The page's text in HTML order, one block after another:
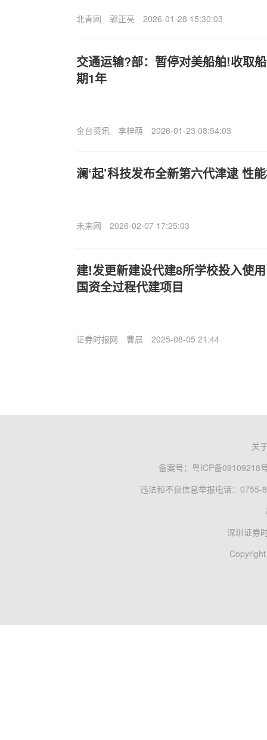
北青网 郭正亮 2026-01-28 15:30:03
交通运输?部：暂停对美船舶!收取
期1年
金台资讯 李梓萌 2026-01-23 08:54:03
澜‘起’科技发布全新第六代津逮 性
未来网 2026-02-07 17:25:03
建!发更新建设代建8所学校投入使
国资全过程代建项目
证券时报网 曹晨 2025-08-05 21:44
关
备案号： 粤ICP备09109218
违法和不良信息举报电话：0755-
深圳证券